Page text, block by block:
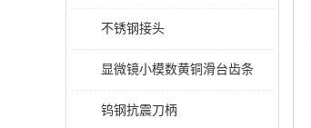
不锈钢接头
显微镜小模数黄铜滑台齿条
钨钢抗震刀柄